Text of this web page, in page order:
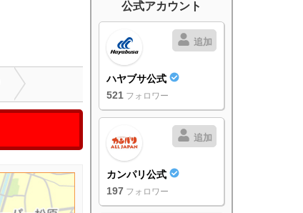
公式アカウント
追加
ハヤブサ公式
521 フォロワー
追加
カンパリ公式
197 フォロワー